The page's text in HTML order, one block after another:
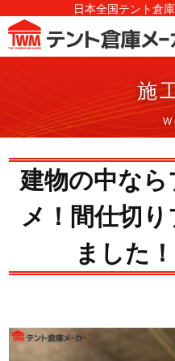
日本全国テント倉
施
建物の中な
メ！間仕切
ました